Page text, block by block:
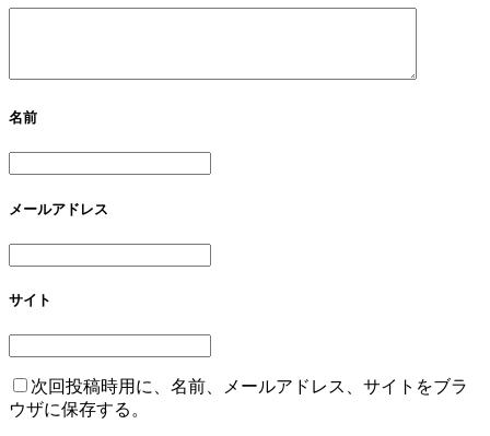
名前
メールアドレス
サイト
次回投稿時用に、名前、メールアドレス、サイトをブラ
ウザに保存する。